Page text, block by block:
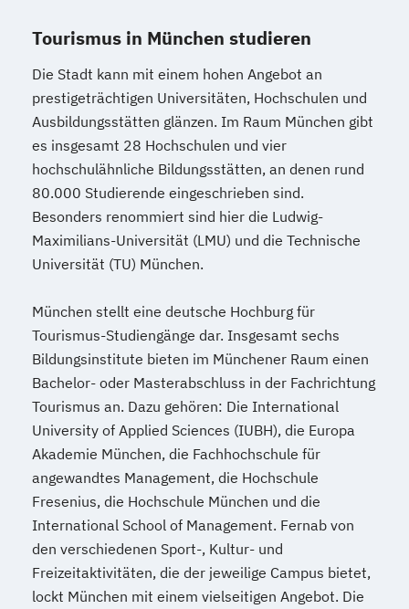
Tourismus in München studieren
Die Stadt kann mit einem hohen Angebot an
prestigeträchtigen Universitäten, Hochschulen und
Ausbildungsstätten glänzen. Im Raum München gibt
es insgesamt 28 Hochschulen und vier
hochschulähnliche Bildungsstätten, an denen rund
80.000 Studierende eingeschrieben sind.
Besonders renommiert sind hier die Ludwig-
Maximilians-Universität (LMU) und die Technische
Universität (TU) München.
München stellt eine deutsche Hochburg für
Tourismus-Studiengänge dar. Insgesamt sechs
Bildungsinstitute bieten im Münchener Raum einen
Bachelor- oder Masterabschluss in der Fachrichtung
Tourismus an. Dazu gehören: Die International
University of Applied Sciences (IUBH), die Europa
Akademie München, die Fachhochschule für
angewandtes Management, die Hochschule
Fresenius, die Hochschule München und die
International School of Management. Fernab von
den verschiedenen Sport-, Kultur- und
Freizeitaktivitäten, die der jeweilige Campus bietet,
lockt München mit einem vielseitigen Angebot. Die